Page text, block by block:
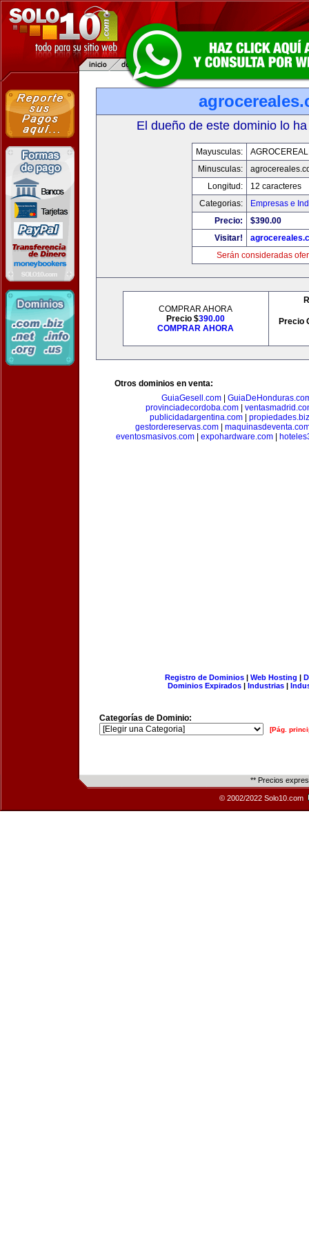
El dueño de este dominio lo
Mayusculas:
Minusculas:
Longitud:
12 caracteres
Categorias:
Empresas e
Precio:
$390.00
Visitar!
Serán consideradas
COMPRAR AHORA
Precio $390.00
COMPRAR AHORA
Precio
Otros dominios en venta:
GuiaGesell.com
provinciadecordoba.com
publicidadargentina.com| propiedades.biz
gestordereservas.com|
eventosmasivos.com
expohardware.com
Registro de Dominios| Web Hosting |
Dominios Expirados | Industrias |
Categorías de Dominio:
[Pág.
** Precios
© 2002/2022 Solo10.com